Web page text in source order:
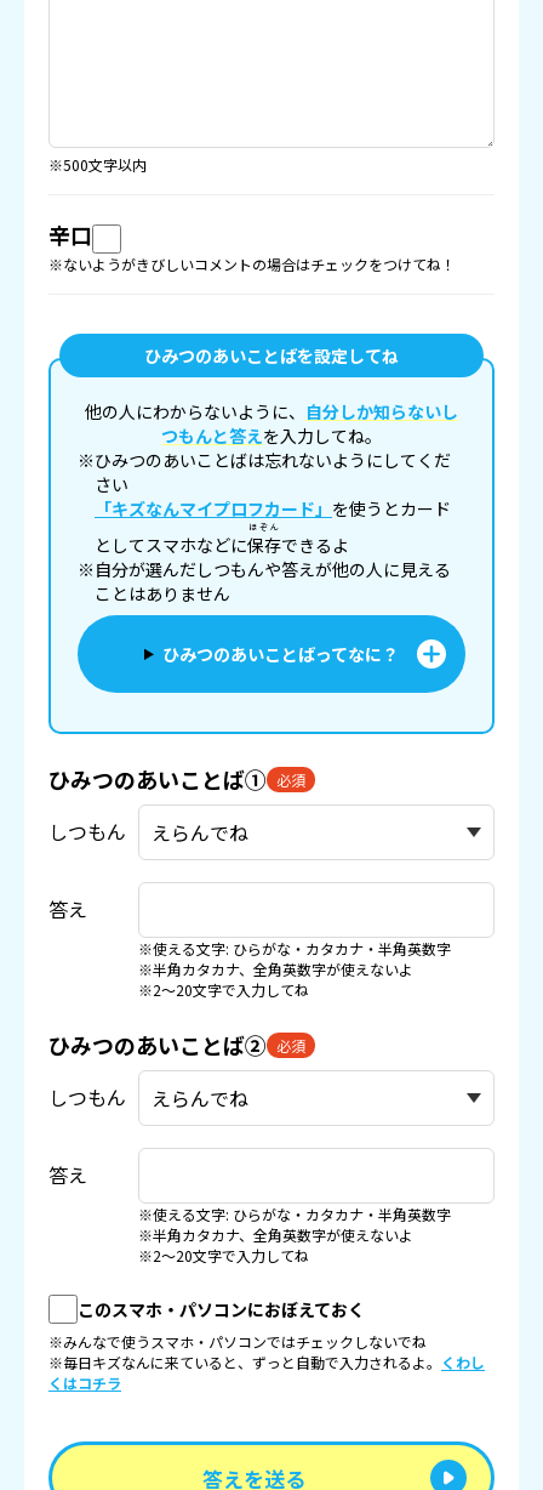
※500文字以内
辛口
※ないようがきびしいコメントの場合はチェックをつけてね！
ひみつのあいことばを設定してね
他の人にわからないように、 自分しか知らないし
つもんと答えを入力してね。
※ひみつのあいことばは忘れないようにしてくだ
さい
「キズなんマイプロフカード」 を使うとカード
としてスマホなどに保存
ほぞん
できるよ
※自分が選んだしつもんや答えが他の人に見える
ことはありません
ひみつのあいことばってなに？
ひみつのあいことば① 必須
しつもん
答え
※使える文字: ひらがな・カタカナ・半角英数字
※半角カタカナ、全角英数字が使えないよ
※2〜20文字で入力してね
ひみつのあいことば② 必須
しつもん
答え
※使える文字: ひらがな・カタカナ・半角英数字
※半角カタカナ、全角英数字が使えないよ
※2〜20文字で入力してね
このスマホ・パソコンにおぼえておく
※みんなで使うスマホ・パソコンではチェックしないでね
※毎日キズなんに来ていると、ずっと自動で入力されるよ。 くわし
くはコチラ
答えを送る